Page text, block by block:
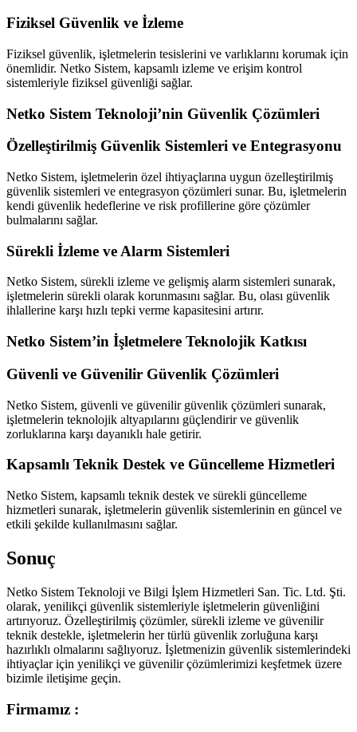
Fiziksel Güvenlik ve İzleme
Fiziksel güvenlik, işletmelerin tesislerini ve varlıklarını korumak için
önemlidir. Netko Sistem, kapsamlı izleme ve erişim kontrol
sistemleriyle fiziksel güvenliği sağlar.
Netko Sistem Teknoloji’nin Güvenlik Çözümleri
Özelleştirilmiş Güvenlik Sistemleri ve Entegrasyonu
Netko Sistem, işletmelerin özel ihtiyaçlarına uygun özelleştirilmiş
güvenlik sistemleri ve entegrasyon çözümleri sunar. Bu, işletmelerin
kendi güvenlik hedeflerine ve risk profillerine göre çözümler
bulmalarını sağlar.
Sürekli İzleme ve Alarm Sistemleri
Netko Sistem, sürekli izleme ve gelişmiş alarm sistemleri sunarak,
işletmelerin sürekli olarak korunmasını sağlar. Bu, olası güvenlik
ihlallerine karşı hızlı tepki verme kapasitesini artırır.
Netko Sistem’in İşletmelere Teknolojik Katkısı
Güvenli ve Güvenilir Güvenlik Çözümleri
Netko Sistem, güvenli ve güvenilir güvenlik çözümleri sunarak,
işletmelerin teknolojik altyapılarını güçlendirir ve güvenlik
zorluklarına karşı dayanıklı hale getirir.
Kapsamlı Teknik Destek ve Güncelleme Hizmetleri
Netko Sistem, kapsamlı teknik destek ve sürekli güncelleme
hizmetleri sunarak, işletmelerin güvenlik sistemlerinin en güncel ve
etkili şekilde kullanılmasını sağlar.
Sonuç
Netko Sistem Teknoloji ve Bilgi İşlem Hizmetleri San. Tic. Ltd. Şti.
olarak, yenilikçi güvenlik sistemleriyle işletmelerin güvenliğini
artırıyoruz. Özelleştirilmiş çözümler, sürekli izleme ve güvenilir
teknik destekle, işletmelerin her türlü güvenlik zorluğuna karşı
hazırlıklı olmalarını sağlıyoruz. İşletmenizin güvenlik sistemlerindeki
ihtiyaçlar için yenilikçi ve güvenilir çözümlerimizi keşfetmek üzere
bizimle iletişime geçin.
Firmamız :